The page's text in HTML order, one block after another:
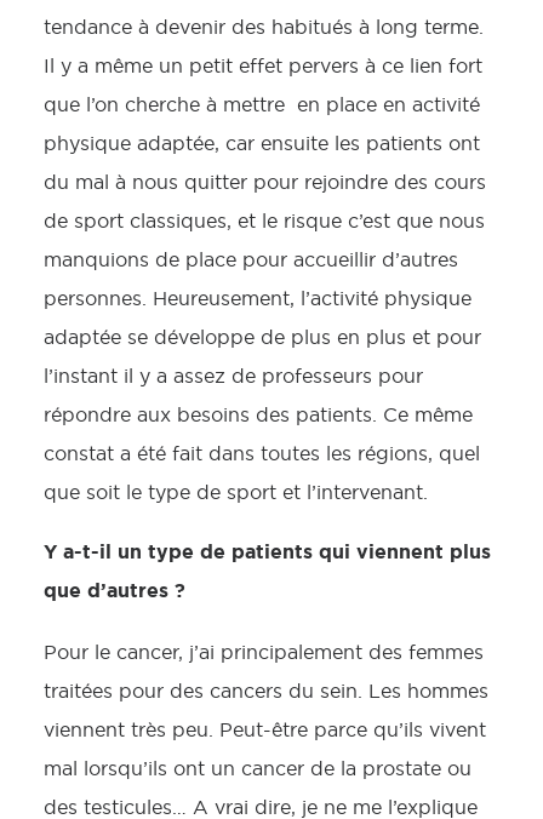
tendance à devenir des habitués à long terme.
Il y a même un petit effet pervers à ce lien fort
que l’on cherche à mettre en place en activité
physique adaptée, car ensuite les patients ont
du mal à nous quitter pour rejoindre des cours
de sport classiques, et le risque c’est que nous
manquions de place pour accueillir d’autres
personnes. Heureusement, l’activité physique
adaptée se développe de plus en plus et pour
l’instant il y a assez de professeurs pour
répondre aux besoins des patients. Ce même
constat a été fait dans toutes les régions, quel
que soit le type de sport et l’intervenant.
Y a-t-il un type de patients qui viennent plus
que d’autres ?
Pour le cancer, j’ai principalement des femmes
traitées pour des cancers du sein. Les hommes
viennent très peu. Peut-être parce qu’ils vivent
mal lorsqu’ils ont un cancer de la prostate ou
des testicules… A vrai dire, je ne me l’explique